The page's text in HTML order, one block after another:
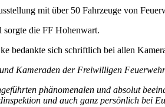
mit über 50 Fahrzeuge von
sorgte die FF Hohenwart.
bedankte sich schriftlich bei allen
Kameraden der Freiwilligen
phänomenalen und absolut
und auch ganz persönlich bei